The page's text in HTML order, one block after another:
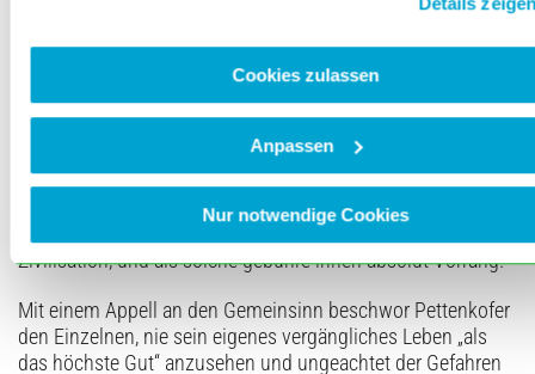
Cookies zulassen
Anpassen
Nur notwendige Cookies
zu einer riskanten, ja „lebensgefährlichen Sache“ mache.
„Der freie Verkehr auf der Erde“, so Pettenkofer, sei „ein so
großes allgemeines Gut, dass man ihm mit viel mehr Recht
menschlichen Zwecken“ oder gewaltsamen Konflikten, die
„zur Verheerung ganzer Länder führten“. Handel und Verkehr,
so Pettenkofer, seien die Quelle des Wohlstands und
Zivilisation, und als solche gebühre ihnen absolut Vorrang.
Mit einem Appell an den Gemeinsinn beschwor Pettenkofer
den Einzelnen, nie sein eigenes vergängliches Leben „als
das höchste Gut“ anzusehen und ungeachtet der Gefahren